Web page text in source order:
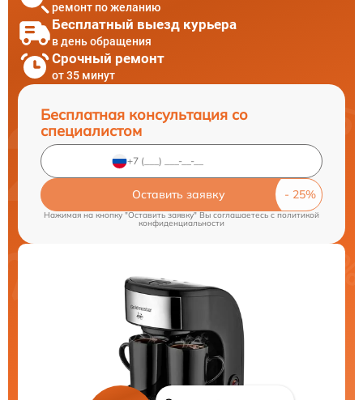
ремонт по желанию
Бесплатный выезд курьера
в день обращения
Срочный ремонт
от 35 минут
Бесплатная консультация со
специалистом
Оставить заявку
Нажимая на кнопку "Оставить заявку" Вы соглашаетесь cполитикой
конфиденциальности